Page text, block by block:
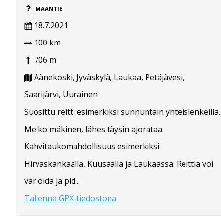
MAANTIE
18.7.2021
100 km
706 m
Äänekoski, Jyväskylä, Laukaa, Petäjävesi,
Saarijärvi, Uurainen
Suosittu reitti esimerkiksi sunnuntain yhteislenkeillä.
Melko mäkinen, lähes täysin ajorataa.
Kahvitaukomahdollisuus esimerkiksi
Hirvaskankaalla, Kuusaalla ja Laukaassa. Reittiä voi
varioida ja pid...
Tallenna GPX-tiedostona